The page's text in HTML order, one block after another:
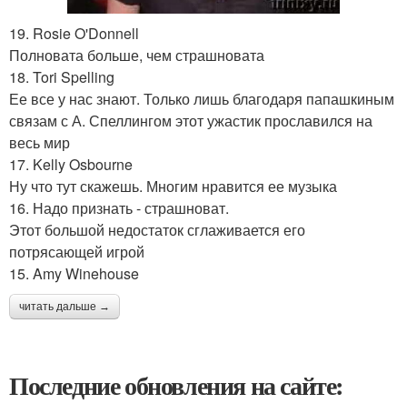
19. Rosie O'Donnell
Полновата больше, чем страшновата
18. Tori Spelling
Ее все у нас знают. Только лишь благодаря папашкиным
связам с А. Спеллингом этот ужастик прославился на
весь мир
17. Kelly Osbourne
Ну что тут скажешь. Многим нравится ее музыка
16. Надо признать - страшноват.
Этот большой недостаток сглаживается его
потрясающей игрой
15. Amy Winehouse
читать дальше →
Последние обновления на сайте: